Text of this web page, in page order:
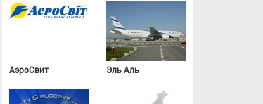
АэроСвит Эль Аль